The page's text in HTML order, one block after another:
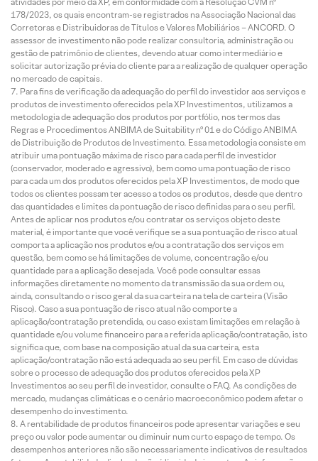
178/2023, os quais encontram-se registrados na Associação Nacional das
Corretoras e Distribuidoras de Títulos e Valores Mobiliários – ANCORD. O
assessor de investimento não pode realizar consultoria, administração ou
gestão de patrimônio de clientes, devendo atuar como intermediário e
solicitar autorização prévia do cliente para a realização de qualquer operação
no mercado de capitais.
Para fins de verificação da adequação do perfil do investidor aos serviços e
produtos de investimento oferecidos pela XP Investimentos, utilizamos a
metodologia de adequação dos produtos por portfólio, nos termos das
Regras e Procedimentos ANBIMA de Suitability nº 01 e do Código ANBIMA
de Distribuição de Produtos de Investimento. Essa metodologia consiste em
atribuir uma pontuação máxima de risco para cada perfil de investidor
(conservador, moderado e agressivo), bem como uma pontuação de risco
para cada um dos produtos oferecidos pela XP Investimentos, de modo que
todos os clientes possam ter acesso a todos os produtos, desde que dentro
das quantidades e limites da pontuação de risco definidas para o seu perfil.
Antes de aplicar nos produtos e/ou contratar os serviços objeto deste
material, é importante que você verifique se a sua pontuação de risco atual
comporta a aplicação nos produtos e/ou a contratação dos serviços em
questão, bem como se há limitações de volume, concentração e/ou
quantidade para a aplicação desejada. Você pode consultar essas
informações diretamente no momento da transmissão da sua ordem ou,
ainda, consultando o risco geral da sua carteira na tela de carteira (Visão
Risco). Caso a sua pontuação de risco atual não comporte a
aplicação/contratação pretendida, ou caso existam limitações em relação à
quantidade e/ou volume financeiro para a referida aplicação/contratação, isto
significa que, com base na composição atual da sua carteira, esta
aplicação/contratação não está adequada ao seu perfil. Em caso de dúvidas
sobre o processo de adequação dos produtos oferecidos pela XP
Investimentos ao seu perfil de investidor, consulte o FAQ. As condições de
mercado, mudanças climáticas e o cenário macroeconômico podem afetar o
desempenho do investimento.
A rentabilidade de produtos financeiros pode apresentar variações e seu
preço ou valor pode aumentar ou diminuir num curto espaço de tempo. Os
desempenhos anteriores não são necessariamente indicativos de resultados